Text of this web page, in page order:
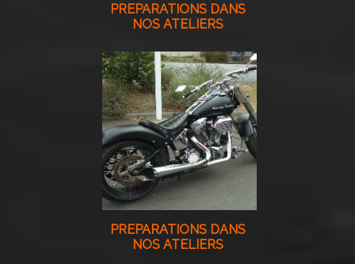
PREPARATIONS DANS
NOS ATELIERS
PREPARATIONS DANS
NOS ATELIERS